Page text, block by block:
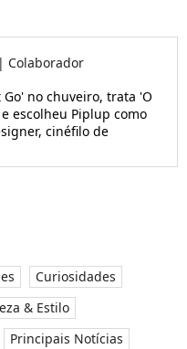
| Colaborador
no chuveiro, trata 'O
escolheu Piplup como
cinéfilo de
Curiosidades
& Estilo
Principais Notícias